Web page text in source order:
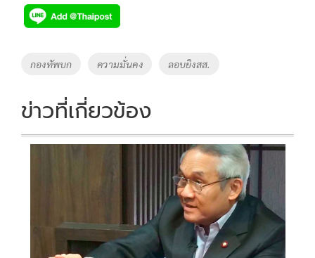
e
b
o
k
tt
er
p
y
Li
k
Tags
กองทัพบก ความมั่นคง ลอบยิงสส.
ข่าวที่เกี่ยวข้อง